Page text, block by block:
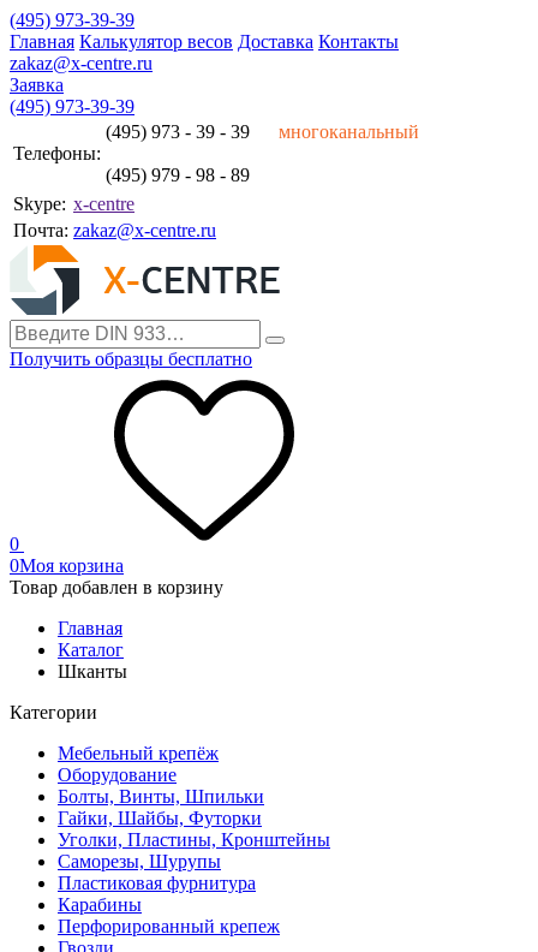
(495) 973-39-39
Главная Калькулятор весов Доставка Контакты
zakaz@x-centre.ru
Заявка
(495) 973-39-39
Телефоны:
(495) 973 - 39 - 39 многоканальный
(495) 979 - 98 - 89
Skype: x-centre
Почта: zakaz@x-centre.ru
Получить образцы бесплатно
0
0Моя корзина
Товар добавлен в корзину
Главная
Каталог
Шканты
Категории
Мебельный крепёж
Оборудование
Болты, Винты, Шпильки
Гайки, Шайбы, Футорки
Уголки, Пластины, Кронштейны
Саморезы, Шурупы
Пластиковая фурнитура
Карабины
Перфорированный крепеж
Гвозди